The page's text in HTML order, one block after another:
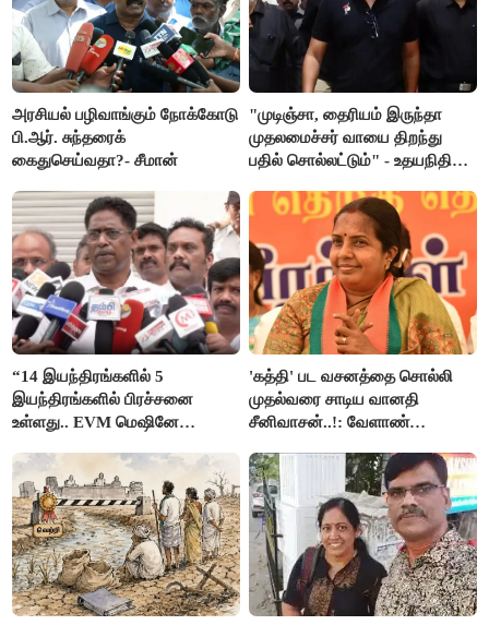
அரசியல் பழிவாங்கும் நோக்கோடு
பி.ஆர். சுந்தரைக்
கைதுசெய்வதா?- சீமான்
"முடிஞ்சா, தைரியம் இருந்தா
முதலமைச்சர் வாயை திறந்து
பதில் சொல்லட்டும்" - உதயநிதி
“14 இயந்திரங்களில் 5
இயந்திரங்களில் பிரச்சனை
உள்ளது.. EVM மெஷினே
இளங்கோ
'கத்தி' பட வசனத்தை சொல்லி
முதல்வரை சாடிய வானதி
சீனிவாசன்..!: வேளாண்
எதிர்ப்பு!